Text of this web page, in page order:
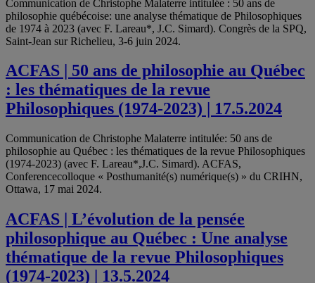
Communication de Christophe Malaterre intitulée : 50 ans de
philosophie québécoise: une analyse thématique de Philosophiques
de 1974 à 2023 (avec F. Lareau*, J.C. Simard). Congrès de la SPQ,
Saint-Jean sur Richelieu, 3-6 juin 2024.
ACFAS | 50 ans de philosophie au Québec
: les thématiques de la revue
Philosophiques (1974-2023) | 17.5.2024
Communication de Christophe Malaterre intitulée: 50 ans de
philosophie au Québec : les thématiques de la revue Philosophiques
(1974-2023) (avec F. Lareau*,J.C. Simard). ACFAS,
Conferencecolloque « Posthumanité(s) numérique(s) » du CRIHN,
Ottawa, 17 mai 2024.
ACFAS | L’évolution de la pensée
philosophique au Québec : Une analyse
thématique de la revue Philosophiques
(1974-2023) | 13.5.2024